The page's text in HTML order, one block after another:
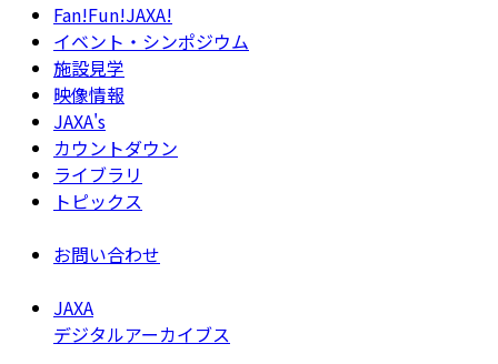
Fan!Fun!JAXA!
イベント・シンポジウム
施設見学
映像情報
JAXA's
カウントダウン
ライブラリ
トピックス
お問い合わせ
JAXA
デジタルアーカイブス